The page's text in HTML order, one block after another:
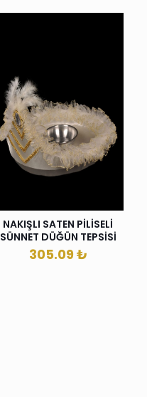
NAKIŞLI SATEN PİLİSELİ
SÜNNET DÜĞÜN TEPSİSİ
305.09 ₺